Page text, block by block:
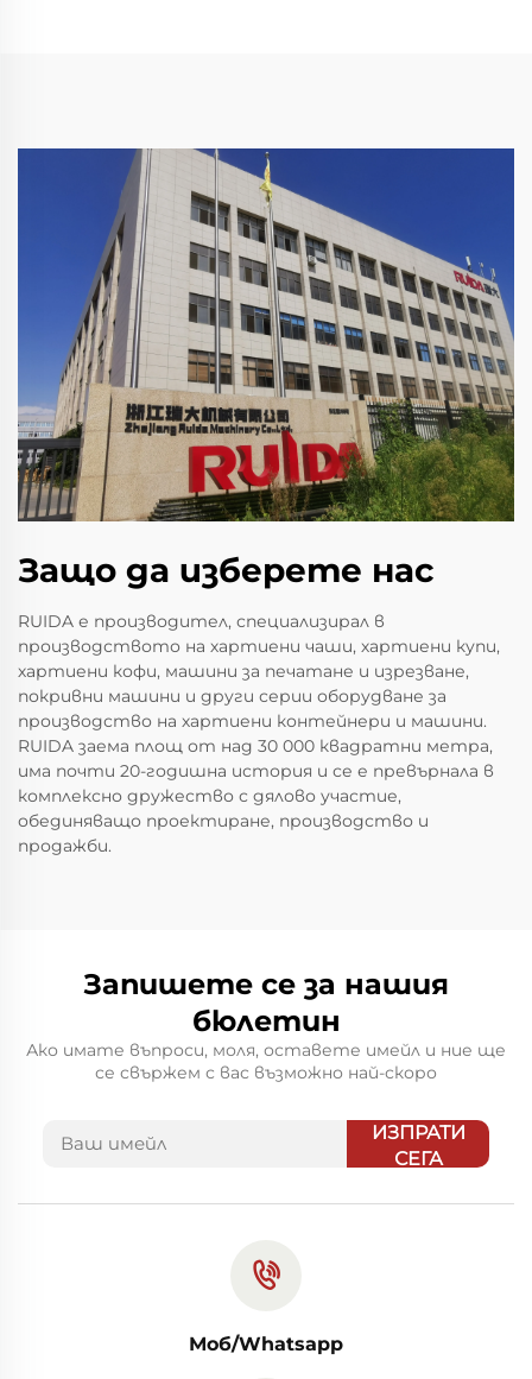
Защо да изберете нас
RUIDA е производител, специализирал в
производството на хартиени чаши, хартиени купи,
хартиени кофи, машини за печатане и изрезване,
покривни машини и други серии оборудване за
производство на хартиени контейнери и машини.
RUIDA заема площ от над 30 000 квадратни метра,
има почти 20-годишна история и се е превърнала в
комплексно дружество с дялово участие,
обединяващо проектиране, производство и
продажби.
Запишете се за нашия
бюлетин
Ако имате въпроси, моля, оставете имейл и ние ще
се свържем с вас възможно най-скоро
ИЗПРАТИ
СЕГА
Моб/Whatsapp